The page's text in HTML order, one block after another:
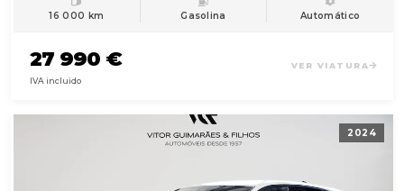
16 000 km Gasolina Automático
27 990 €
IVA incluido
VER VIATURA
2024